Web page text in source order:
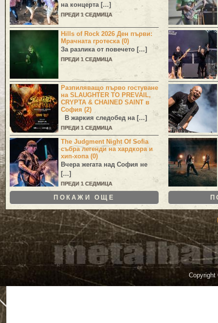
на концерта […]
ПРЕДИ 1 СЕДМИЦА
Hills of Rock 2026 Ден първи:
Мрачната гротеска (0)
За разлика от повечето […]
ПРЕДИ 1 СЕДМИЦА
Разпиляващо първо гостуване
на SLAUGHTER TO PREVAIL,
CRYPTA & CHAINED SAINT в
София (2)
В жаркия следобед на […]
ПРЕДИ 1 СЕДМИЦА
The Judgment Night Of Sofia
събра легенди на хардкора и
хип-хопа (0)
Вчера жегата над София не
[…]
ПРЕДИ 1 СЕДМИЦА
ПОКАЖИ ОЩЕ